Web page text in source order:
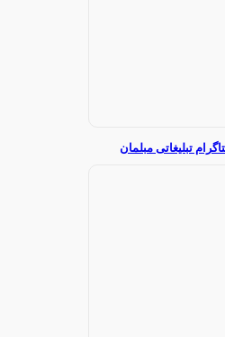
تبلیغاتی مبلمان